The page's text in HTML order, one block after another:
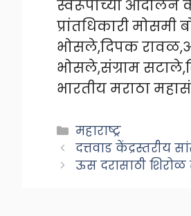
स्वरूपाच्या आंदोलन
प्रांतधिकारी
भोसले,दिपक
भोसले,संग्राम
भारतीय मराठा
Categories
महाराष्ट्र
दत्तवाड केंद्रस्तरीय
ऊस दरासाठी